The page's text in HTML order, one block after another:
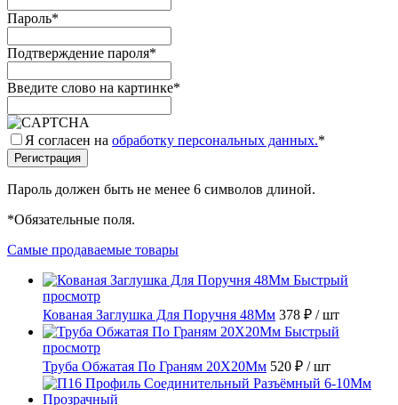
Пароль*
Подтверждение пароля*
Введите слово на картинке*
Я согласен на обработку персональных данных.*
Пароль должен быть не менее 6 символов длиной.
*Обязательные поля.
Самые продаваемые товары
Быстрый
просмотр
Кованая Заглушка Для Поручня 48Мм 378 ₽ / шт
Быстрый
просмотр
Труба Обжатая По Граням 20X20Мм 520 ₽ / шт